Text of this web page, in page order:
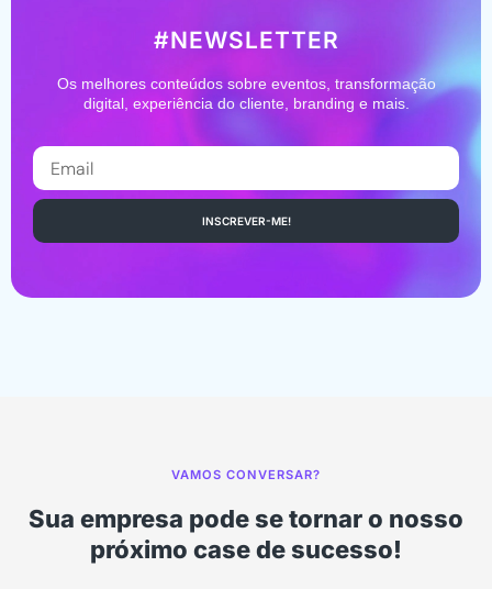
#NEWSLETTER
Os melhores conteúdos sobre eventos, transformação
digital, experiência do cliente, branding e mais.
INSCREVER-ME!
VAMOS CONVERSAR?
Sua empresa pode se tornar o nosso
próximo case de sucesso!